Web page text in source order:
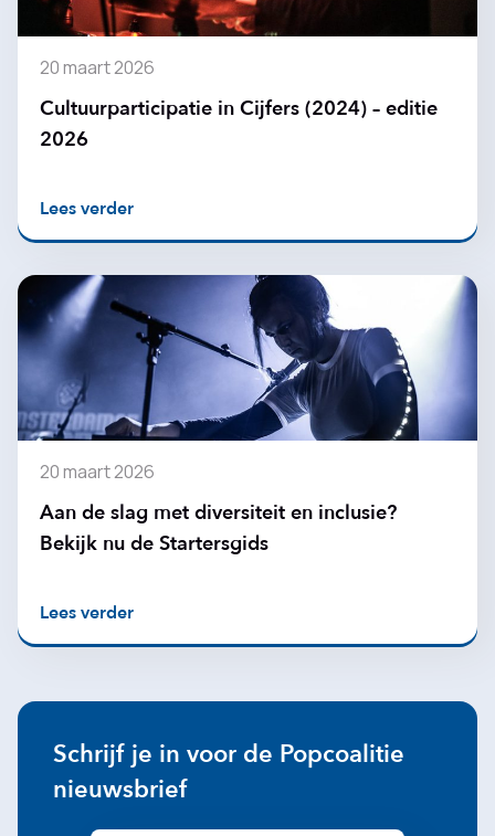
20 maart 2026
Cultuurparticipatie in Cijfers (2024) – editie
2026
Lees verder
20 maart 2026
Aan de slag met diversiteit en inclusie?
Bekijk nu de Startersgids
Lees verder
Schrijf je in voor de Popcoalitie
nieuwsbrief